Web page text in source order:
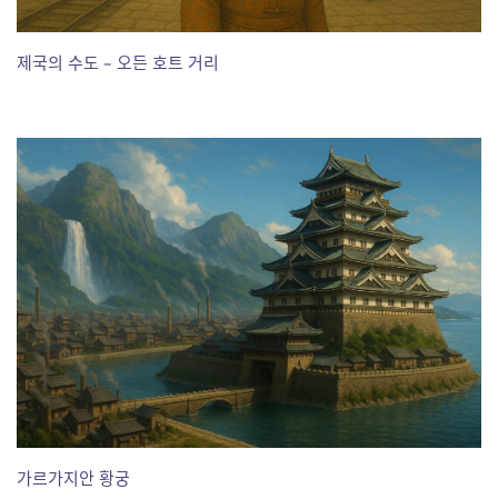
제국의 수도 – 오든 호트 거리
가르가지안 황궁